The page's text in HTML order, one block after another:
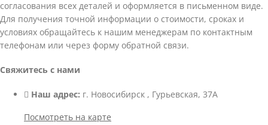
согласования всех деталей и оформляется в письменном виде.
Для получения точной информации о стоимости, сроках и
условиях обращайтесь к нашим менеджерам по контактным
телефонам или через форму обратной связи.
Свяжитесь с нами
Наш адрес: г. Новосибирск , Гурьевская, 37А
Посмотреть на карте